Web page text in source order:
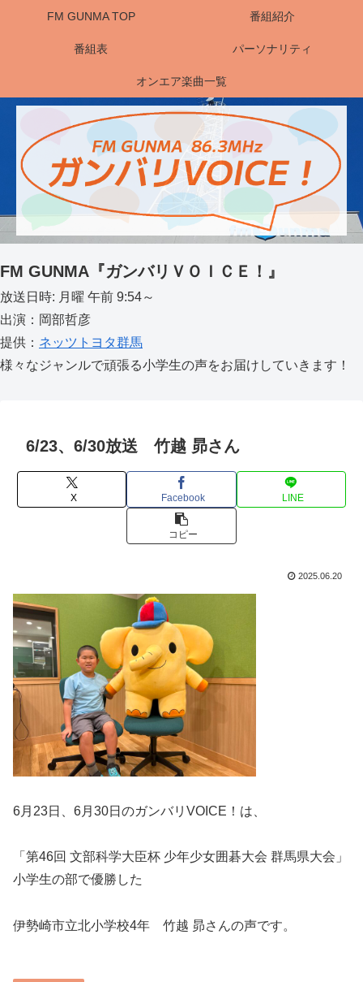
FM GUNMA TOP 番組紹介
番組表 パーソナリティ
オンエア楽曲一覧
FM GUNMA『ガンバリＶＯＩＣＥ！』
放送日時: 月曜 午前 9:54～
出演：岡部哲彦
提供： ネッツトヨタ群馬
様々なジャンルで頑張る小学生の声をお届けしていきます！
6/23、6/30放送 竹越 昴さん
X Facebook LINE
コピー
2025.06.20
6月23日、6月30日のガンバリVOICE！は、
「第46回 文部科学大臣杯 少年少女囲碁大会 群馬県大会」
小学生の部で優勝した
伊勢崎市立北小学校4年 竹越 昴さんの声です。